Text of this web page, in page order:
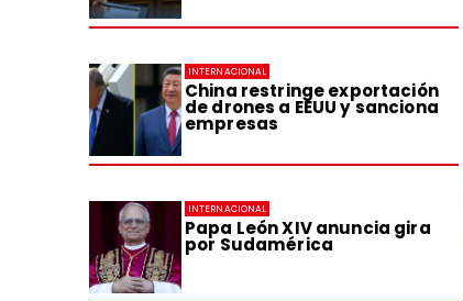
China restringe exportación
de drones a EEUU y sanciona
empresas
INTERNACIONAL
Papa León XIV anuncia gira
por Sudamérica
INTERNACIONAL